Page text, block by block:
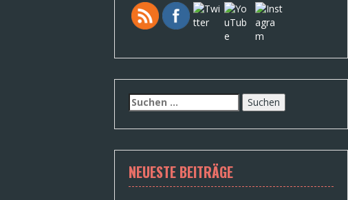
S
u
c
e
n
n
NEUESTE BEITRÄGE